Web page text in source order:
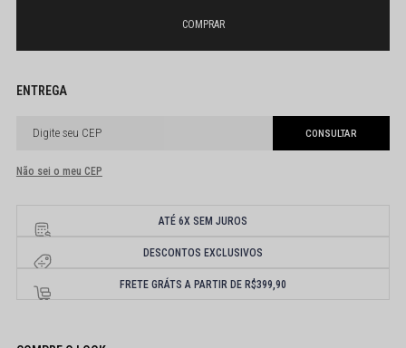
Não sei o meu CEP
ATÉ 6X SEM JUROS
DESCONTOS EXCLUSIVOS
FRETE GRÁTS A PARTIR DE R$399,90